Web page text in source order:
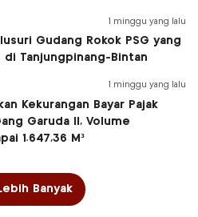
1 minggu yang lalu
Gudang Rokok PSG yang
di Tanjungpinang-Bintan
1 minggu yang lalu
Kekurangan Bayar Pajak
Garuda II, Volume
1.647,36 M³
Banyak